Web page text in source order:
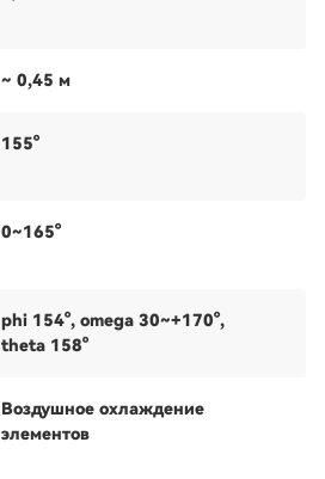
~ 0,45 м
155°
0~165°
phi 154°, omega 30~+170°,
theta 158°
Воздушное охлаждение
элементов